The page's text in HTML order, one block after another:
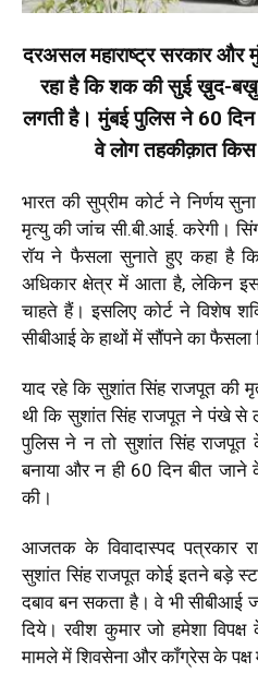
दरअसल महाराष्ट्र सरकार और
रहा है कि शक की सुई ख़ुद-
लगती है। मुंबई पुलिस ने 60 दिन
वे लोग तहकीक़ात
भारत की सुप्रीम कोर्ट ने निर्णय
मृत्यु की जांच सी.बी.आई. करेगी।
रॉय ने फैसला सुनाते हुए कहा है
अधिकार क्षेत्र में आता है, लेकिन
चाहते हैं। इसलिए कोर्ट ने विशेष
सीबीआई के हाथों में सौंपने का फैसला
याद रहे कि सुशांत सिंह राजपूत की
थी कि सुशांत सिंह राजपूत ने पंखे
पुलिस ने न तो सुशांत सिंह
बनाया और न ही 60 दिन बीत
की।
आजतक के विवादास्पद पत्रकार
सुशांत सिंह राजपूत कोई इतने बड़े
दबाव बन सकता है। वे भी सीबीआई
दिये। रवीश कुमार जो हमेशा
मामले में शिवसेना और काँग्रेस के पक्ष